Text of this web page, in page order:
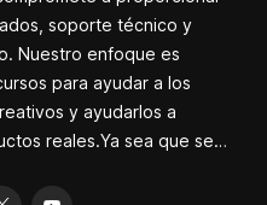
soporte técnico y
Nuestro enfoque es
para ayudar a los
y ayudarlos a
reales.Ya sea que se
creativo, las pequeñas